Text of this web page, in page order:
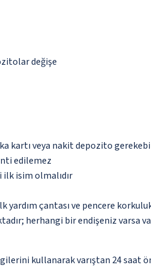
değişe
kartı veya nakit depozito
edilemez
isim olmalıdır
çantası ve pencere
herhangi bir endişeniz varsa
kullanarak varıştan 24 saat